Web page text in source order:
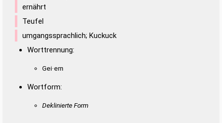
ernährt
Teufel
umgangssprachlich; Kuckuck
Worttrennung:
Gei·ern
Wortform:
Deklinierte Form